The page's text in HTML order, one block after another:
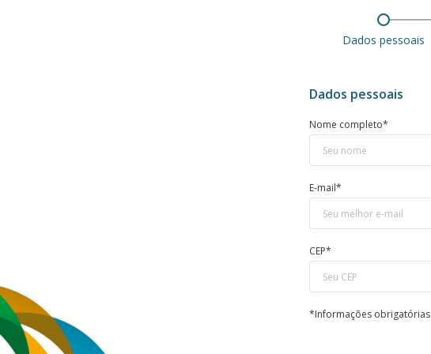
Dados pessoais
Dados pessoais
Nome completo*
E-mail*
CEP*
*Informações obrigatórias